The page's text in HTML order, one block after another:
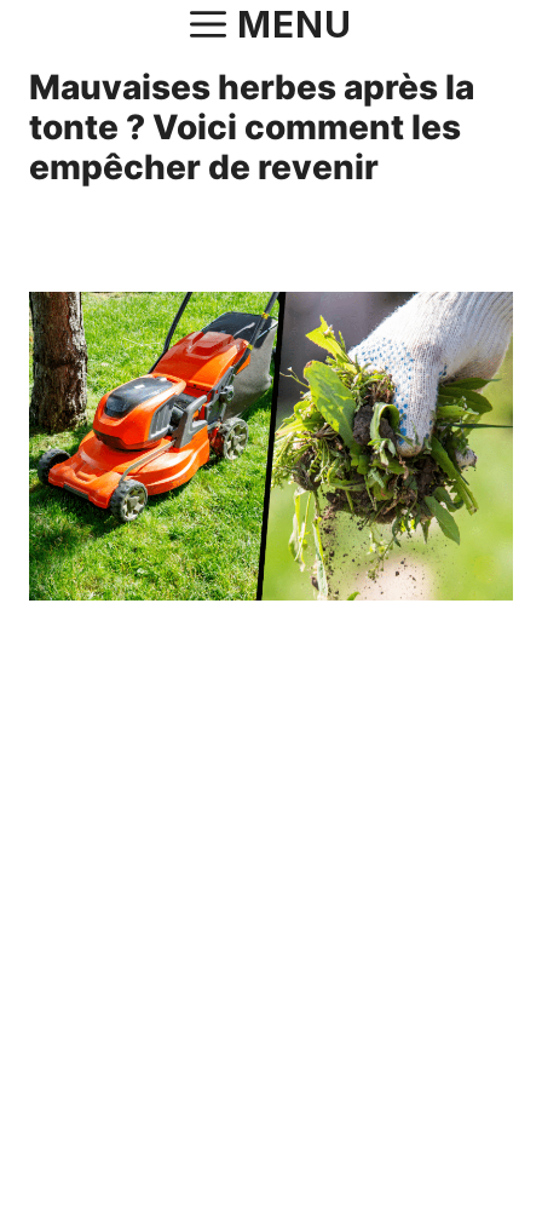
contenu
MENU
Mauvaises herbes après la
tonte ? Voici comment les
empêcher de revenir